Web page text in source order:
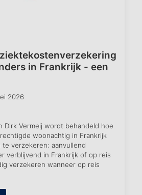
in Frankrijk - een
2026
Dirk Vermeij wordt behandeld hoe
woonachtig in Frankrijk
verzekeren: aanvullend
verblijvend in Frankrijk of op reis
verzekeren wanneer op reis